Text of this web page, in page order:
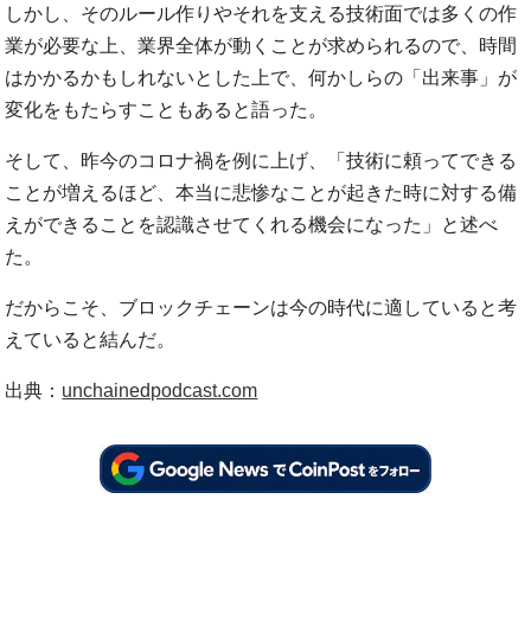
しかし、そのルール作りやそれを支える技術面では多くの作
業が必要な上、業界全体が動くことが求められるので、時間
はかかるかもしれないとした上で、何かしらの「出来事」が
変化をもたらすこともあると語った。
そして、昨今のコロナ禍を例に上げ、「技術に頼ってできる
ことが増えるほど、本当に悲惨なことが起きた時に対する備
えができることを認識させてくれる機会になった」と述べ
た。
だからこそ、ブロックチェーンは今の時代に適していると考
えていると結んだ。
出典： unchainedpodcast.com